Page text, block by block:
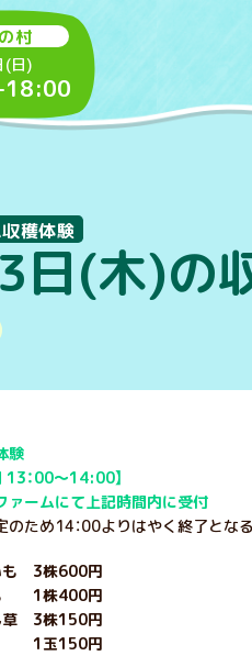
村
日)
18:00
日(木)の
穫体験
験
13：00～14:00】
ァームにて上記時間内に受付
ため14：00よりはやく終了とな
も 3株600円
1株400円
草 3株150円
1玉150円